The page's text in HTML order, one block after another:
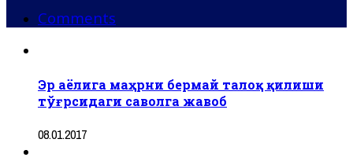
Comments
Эр аёлига маҳрни бермай талоқ қилиши
тўғрсидаги саволга жавоб
08.01.2017